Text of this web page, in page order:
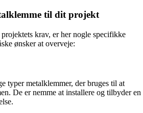
til dit projekt
krav, er her nogle specifikke
ønsker at overveje:
typer metalklemmer, der bruges til at
De er nemme at installere og tilbyder en